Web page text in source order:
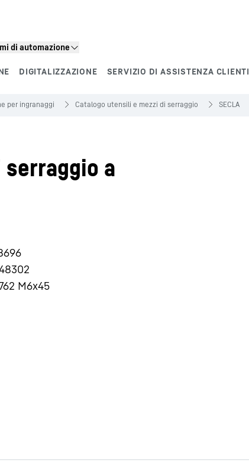
di automazione
DIGITALIZZAZIONE SERVIZIO DI ASSISTENZA CLIENTI
per ingranaggi Catalogo utensili e mezzi di serraggio SECLA
a
M6x45